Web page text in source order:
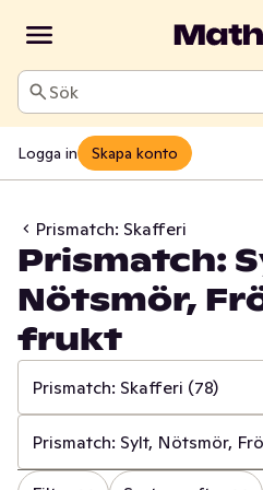
Sök
Logga in Skapa konto
Prismatch: Skafferi
Prismatch:
Nötsmör,
frukt
Prismatch: Skafferi (78)
✓ Alla (534)
✓ Prismatch: Frukt & Grönt (13)
Prismatch: Sylt, Nötsmör,